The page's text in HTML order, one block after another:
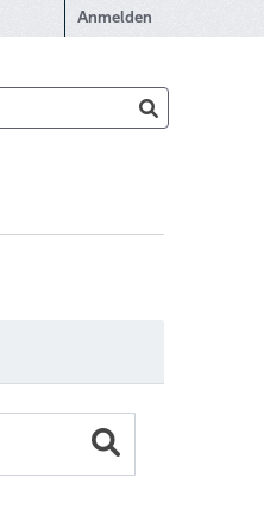
Anmelden